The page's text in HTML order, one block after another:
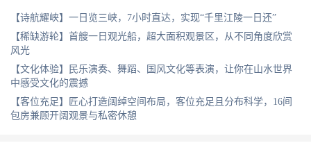
【诗航耀峡】一日览三峡，7小时直达，实现“千里江陵一日还”
【稀缺游轮】首艘一日观光船，超大面积观景区，从不同角度欣赏
风光
【文化体验】民乐演奏、舞蹈、国风文化等表演，让你在山水世界
中感受文化的震撼
【客位充足】匠心打造阔绰空间布局，客位充足且分布科学，16间
包房兼顾开阔观景与私密休憩